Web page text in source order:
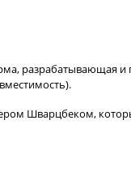
разрабатывающая
Шварцбеком,